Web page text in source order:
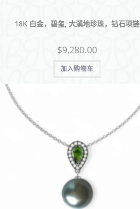
18K 白金，碧玺, 大溪地珍珠，钻石项链
$9,280.00
加入购物车